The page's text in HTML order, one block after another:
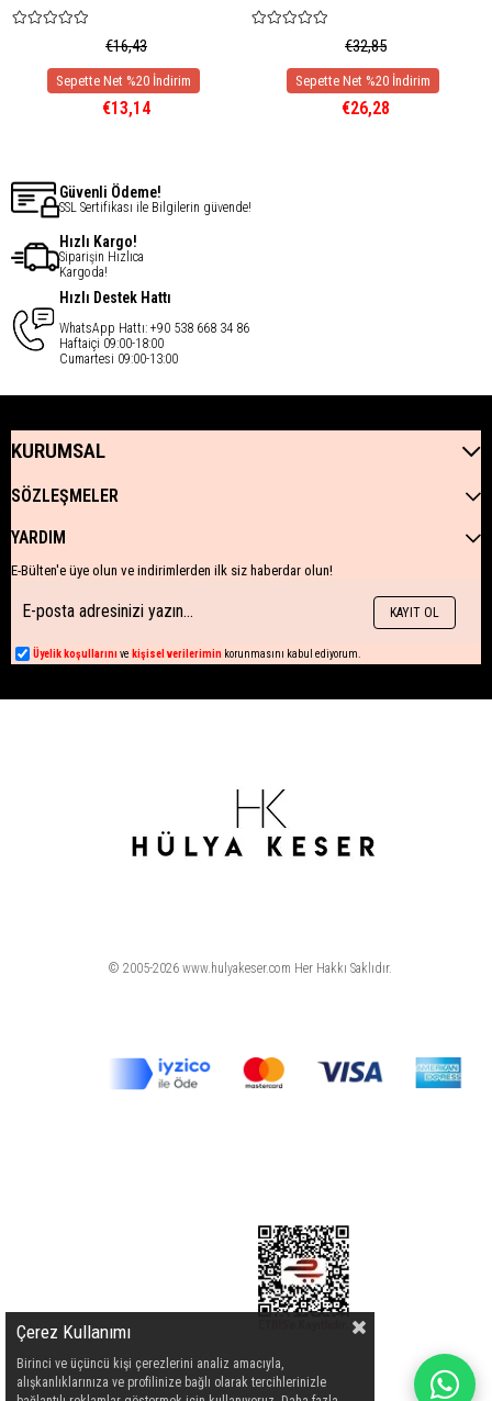
€16,43
€13,14
€32,85
€26,28
Güvenli Ödeme!
SSL Sertifikası ile Bilgilerin güvende!
Hızlı Kargo!
Siparişin Hızlıca
Kargoda!
Hızlı Destek Hattı
WhatsApp Hattı: +90 538 668 34 86
Haftaiçi 09:00-18:00
Cumartesi 09:00-13:00
KURUMSAL
SÖZLEŞMELER
YARDIM
E-Bülten'e üye olun ve indirimlerden ilk siz haberdar olun!
KAYIT OL
Üyelik koşullarını ve kişisel verilerimin korunmasını kabul ediyorum.
© 2005-2026 www.hulyakeser.com Her Hakkı Saklıdır.
Çerez Kullanımı
Birinci ve üçüncü kişi çerezlerini analiz amacıyla,
alışkanlıklarınıza ve profilinize bağlı olarak tercihlerinizle